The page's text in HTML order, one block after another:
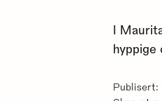
I
hyppige
Publisert: